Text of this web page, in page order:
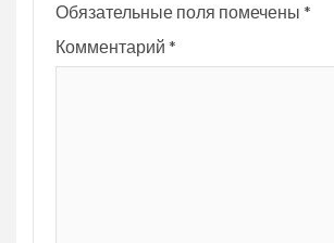
Обязательные поля помечены *
Комментарий *